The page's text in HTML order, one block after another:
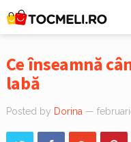
Ce înseamnă
labă
Posted by Dorina —